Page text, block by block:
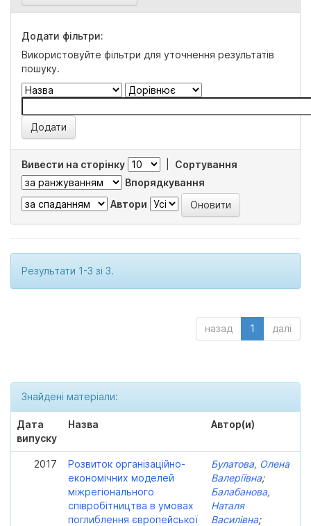
Додати фільтри:
Використовуйте фільтри для уточнення результатів
пошуку.
Вивести на сторінку
Сортування
Впорядкування
Автори
Результати 1-3 зі 3.
назад 1 далі
Знайдені матеріали:
Дата
випуску
Назва Автор(и)
2017
Розвиток організаційно-
економічних моделей
міжрегіонального
співробітництва в умовах
поглиблення європейської
Булатова, Олена
Валеріївна;
Балабанова,
Наталя
Василівна;